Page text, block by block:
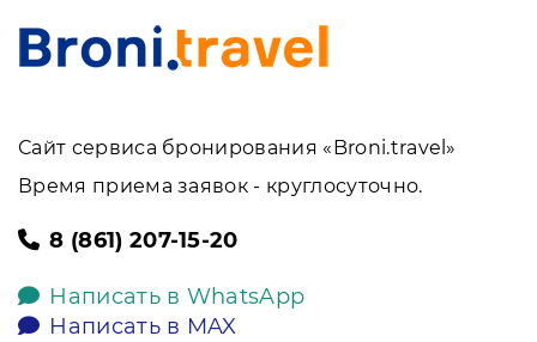
Сайт сервиса бронирования «Broni.travel»
Время приема заявок - круглосуточно.
8 (861) 207-15-20
Написать в WhatsApp
Написать в MAX